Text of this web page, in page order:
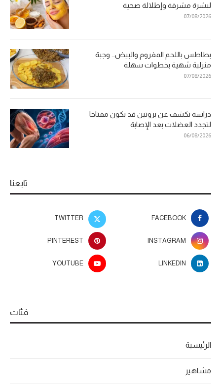
لبشرة مشرقة وإطلالة صحية
07/08/2026
بطاطس باللحم المفروم والبيض… وجبة
منزلية شهية بخطوات سهلة
07/08/2026
دراسة تكشف عن بروتين قد يكون مفتاحا
لتجدد العضلات بعد الإصابة
06/08/2026
تابعنا
FACEBOOK
TWITTER
INSTAGRAM
PINTEREST
LINKEDIN
YOUTUBE
فئات
الرئيسية
مشاهير